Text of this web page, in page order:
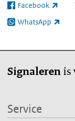
Facebook
(externe link)
WhatsApp
(externe link)
Signalerenis
Service